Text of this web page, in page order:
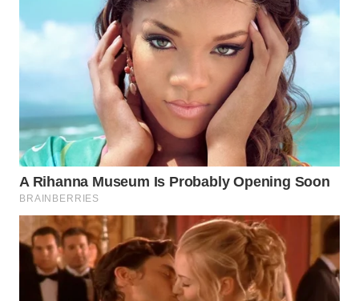
WN
DANAU
TOBA
WN
NIAS
WN
LANGKAT
WN